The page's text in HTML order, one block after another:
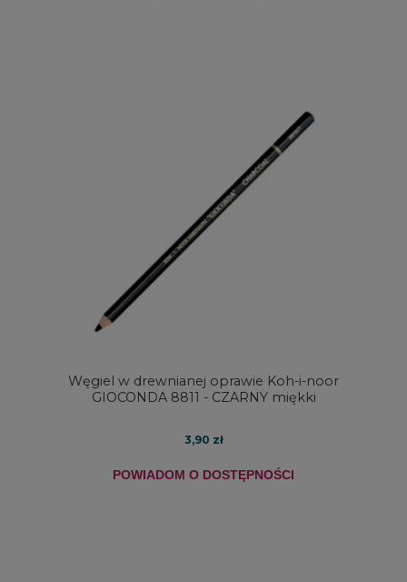
Węgiel w drewnianej oprawie Koh-i-noor
GIOCONDA 8811 - CZARNY miękki
3,90 zł
POWIADOM O DOSTĘPNOŚCI